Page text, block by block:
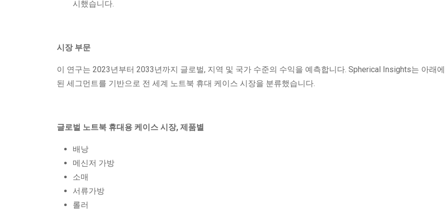
시했습니다.
시장 부문
이 연구는 2023년부터 2033년까지 글로벌, 지역 및 국가 수준의 수익을 예측합니다. Spherical Insights는 아래
된 세그먼트를 기반으로 전 세계 노트북 휴대 케이스 시장을 분류했습니다.
글로벌 노트북 휴대용 케이스 시장, 제품별
배낭
메신저 가방
소매
서류가방
롤러